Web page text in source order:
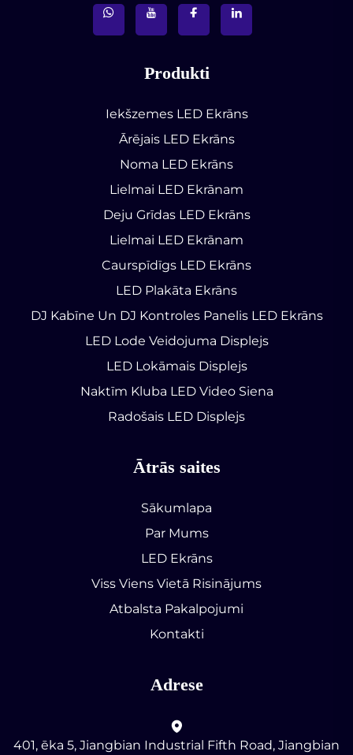
Produkti
Iekšzemes LED Ekrāns
Ārējais LED Ekrāns
Noma LED Ekrāns
Lielmai LED Ekrānam
Deju Grīdas LED Ekrāns
Lielmai LED Ekrānam
Caurspīdīgs LED Ekrāns
LED Plakāta Ekrāns
DJ Kabīne Un DJ Kontroles Panelis LED Ekrāns
LED Lode Veidojuma Displejs
LED Lokāmais Displejs
Naktīm Kluba LED Video Siena
Radošais LED Displejs
Ātrās saites
Sākumlapa
Par Mums
LED Ekrāns
Viss Viens Vietā Risinājums
Atbalsta Pakalpojumi
Kontakti
Adrese
401, ēka 5, Jiangbian Industrial Fifth Road, Jiangbian